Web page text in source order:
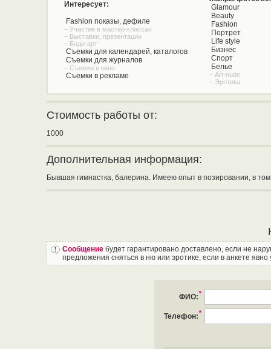
Интересует:
Fashion показы, дефиле
– Участие в мастер-классах
– Выставки, презентации
– Боди-арт
Съемки для календарей, каталогов
Съемки для журналов
– Съемки в кино
Съемки в рекламе
Glamour
Beauty
Fashion
Портрет
Life style
Бизнес
Спорт
Белье
– Art-nude
– Эротика
Стоимость работы от:
1000
Дополнительная информация:
Бывшая гимнастка, балерина. Имеею опыт в позировании, в
Сообщение будет гарантировано доставлено, если не
предложения сняться в ню или эротике, если в анкете
ФИО:*
Телефон:*